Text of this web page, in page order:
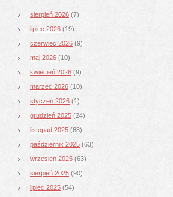
sierpień 2026 (7)
lipiec 2026 (19)
czerwiec 2026 (9)
maj 2026 (10)
kwiecień 2026 (9)
marzec 2026 (10)
styczeń 2026 (1)
grudzień 2025 (24)
listopad 2025 (68)
październik 2025 (63)
wrzesień 2025 (63)
sierpień 2025 (90)
lipiec 2025 (54)